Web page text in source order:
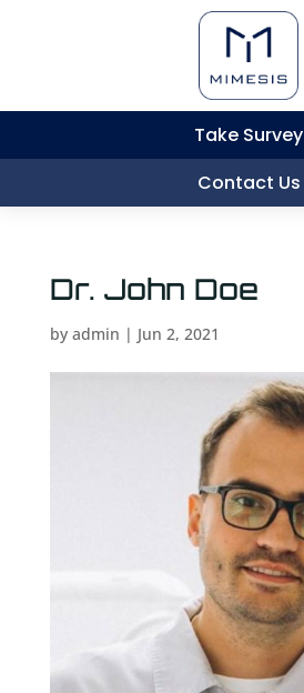
Take Survey
Contact Us
Dr. John Doe
by admin | Jun 2, 2021